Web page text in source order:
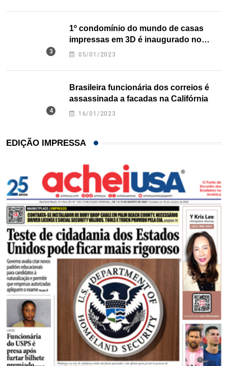
1º condomínio do mundo de casas
impressas em 3D é inaugurado no
Texas
05/01/2023
Brasileira funcionária dos correios é
assassinada a facadas na Califórnia
16/01/2023
EDIÇÃO IMPRESSA